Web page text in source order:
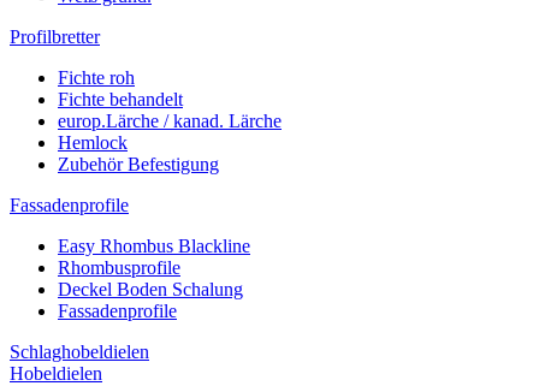
Profilbretter
Fichte roh
Fichte behandelt
europ.Lärche / kanad. Lärche
Hemlock
Zubehör Befestigung
Fassadenprofile
Easy Rhombus Blackline
Rhombusprofile
Deckel Boden Schalung
Fassadenprofile
Schlaghobeldielen
Hobeldielen